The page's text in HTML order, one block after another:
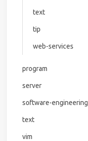
text
tip
web-services
program
server
software-engineering
text
vim